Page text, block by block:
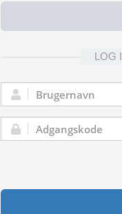
LOG
Brugernavn:
Adgangskode: